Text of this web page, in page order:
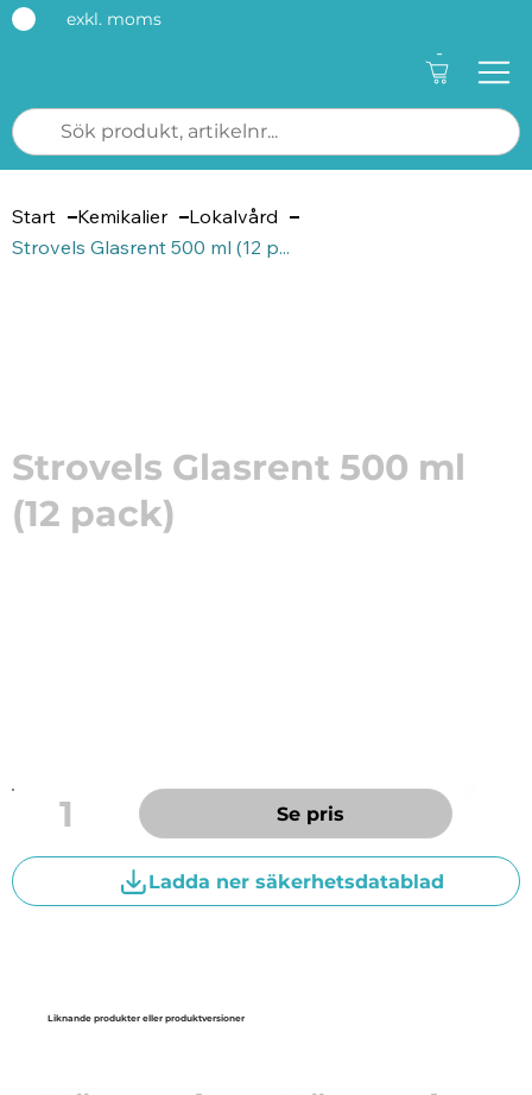
exkl. moms
-
Start Kemikalier
Lokalvård
Strovels Glasrent 500 ml (12 p...
Strovels Glasrent 500 ml
(12 pack)
1
Ladda ner säkerhetsdatablad
Se pris
Liknande produkter eller produktversioner